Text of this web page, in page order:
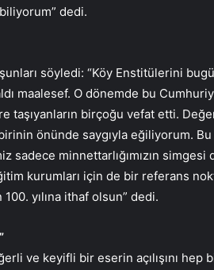
dedi.
söyledi: “Köy Enstitülerini
maalesef. O dönemde bu
birçoğu vefat etti.
önünde saygıyla eğiliyorum.
sadece minnettarlığımızın simgesi
kurumları için de bir referans
yılına ithaf olsun” dedi.
ve keyifli bir eserin açılışını hep